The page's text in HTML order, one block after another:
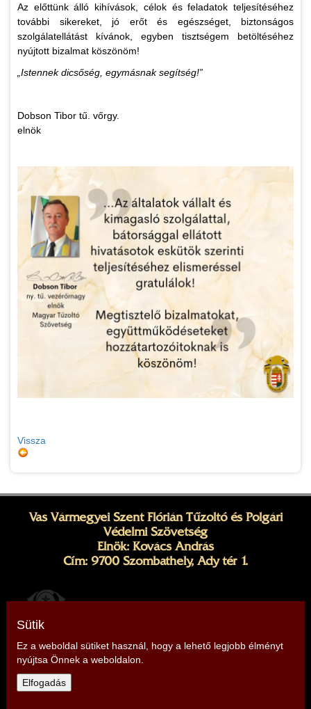
Az előttünk álló kihívások, célok és feladatok teljesítéséhez
további sikereket, jó erőt és egészséget, biztonságos
szolgálatellátást kívánok, egyben tisztségem betöltéséhez
nyújtott bizalmat köszönöm!
„Istennek dicsőség, egymásnak segítség!”
Dobson Tibor tű. vőrgy.
elnök
Vissza
Vas Vármegyei Szent Flórián Tűzoltó és Polgári
Védelmi Szövetség
Elnök: Kovács András
Cím: 9700 Szombathely, Ady tér 1.
Telefon: +36 20 415 9206, +36 20 266 5011
E-mail:
Sütik
Ez a weboldal sütiket használ, hogy a lehető legjobb élményt
nyújtsa Önnek a weboldalon.
Elfogadás